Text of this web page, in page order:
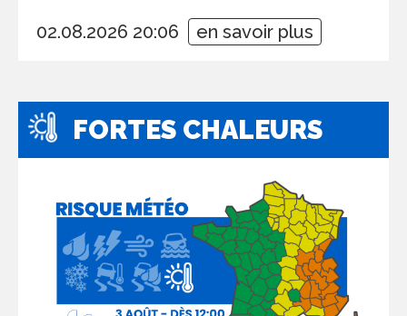
02.08.2026 20:06 en savoir plus
FORTES CHALEURS